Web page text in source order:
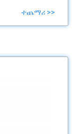
ተጨማሪ >>